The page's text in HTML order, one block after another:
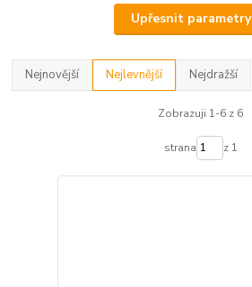
Upřesnit parametry
Nejnovější Nejlevnější Nejdražší
Zobrazuji 1-6 z 6
strana z 1